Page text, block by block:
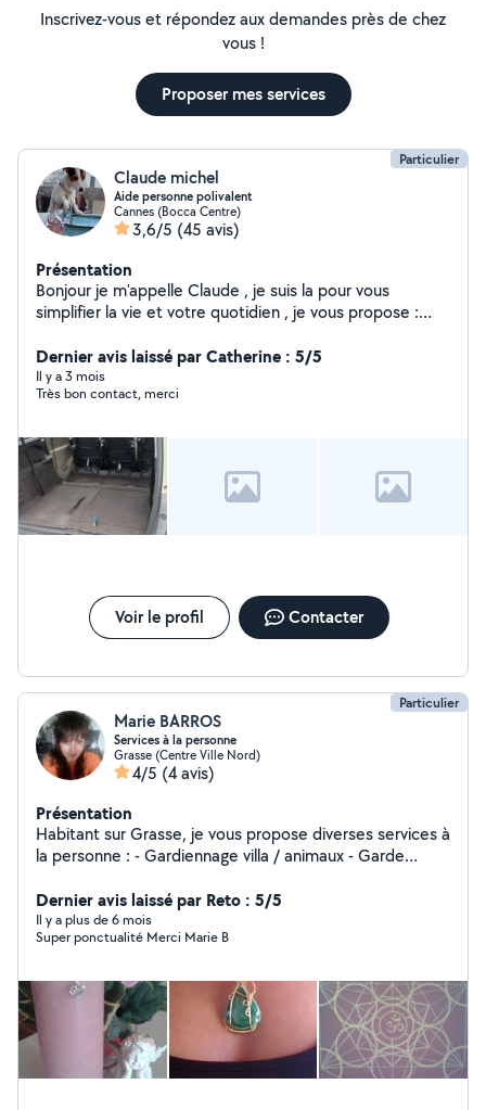
Inscrivez-vous et répondez aux demandes près de chez
vous !
Proposer mes services
Particulier
Claude michel
Aide personne polivalent
Cannes (Bocca Centre)
3,6/5 (45 avis)
Présentation
Bonjour je m'appelle Claude , je suis la pour vous
simplifier la vie et votre quotidien , je vous propose :
maison / villa / appartement Garde de chiens Merci de
m'avoir lue et à bientôt :) Voici mon numéro de
téléphone : 0613200727
Dernier avis laissé par Catherine : 5/5
Il y a 3 mois
Très bon contact, merci
Voir le profil Contacter
Particulier
Marie BARROS
Services à la personne
Grasse (Centre Ville Nord)
4/5 (4 avis)
Présentation
Habitant sur Grasse, je vous propose diverses services à
la personne : - Gardiennage villa / animaux - Garde
/ soins Expérimentée dans la garde d'enfants et aide à
domicile séniors. Habitant sur Grasse et véhiculée. De
nature discrète, patiente, à l'écoute, débrouillarde et
humaine. Je m'adapte facilement et j'ai le sens des
initiatives et des responsabilités. Mon côté altruiste m'a
conduite à développer des capacités à soulager
l'humain, l'animal et le végétal, par des soins en
magnétisme (en présentiel ou à distance). Je propose
Dernier avis laissé par Reto : 5/5
Il y a plus de 6 mois
Super ponctualité Merci Marie B